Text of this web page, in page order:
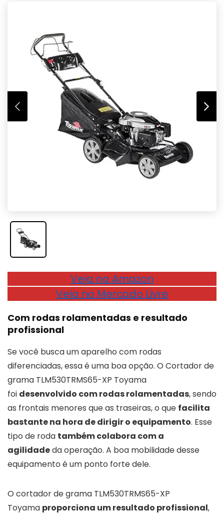
Veja na Amazon
Veja no Mercado Livre
Com rodas rolamentadas e resultado
profissional
Se você busca um aparelho com rodas
diferenciadas, essa é uma boa opção. O Cortador de
grama TLM530TRMS65-XP Toyama
foi desenvolvido com rodas rolamentadas, sendo
as frontais menores que as traseiras, o que facilita
bastante na hora de dirigir o equipamento. Esse
tipo de roda também colabora com a
agilidadeda operação. A boa mobilidade desse
equipamento é um ponto forte dele.
O cortador de grama TLM530TRMS65-XP
Toyama proporciona um resultado profissional,